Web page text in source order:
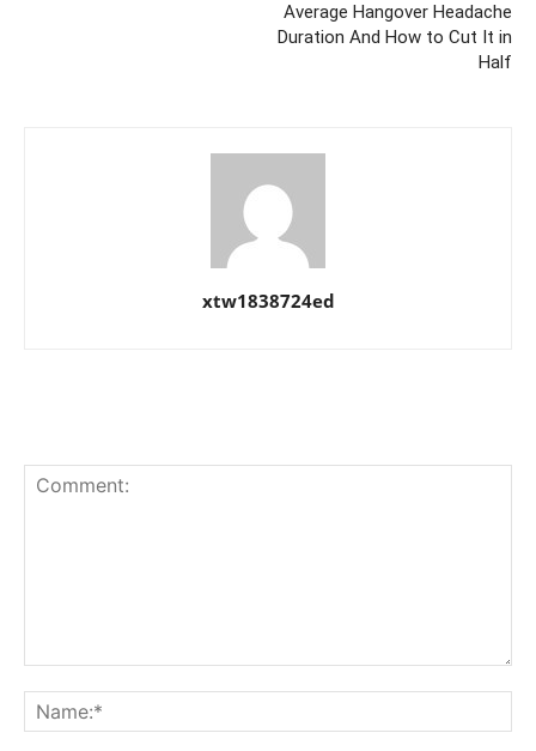
Average Hangover Headache
Duration And How to Cut It in
Half
xtw1838724ed